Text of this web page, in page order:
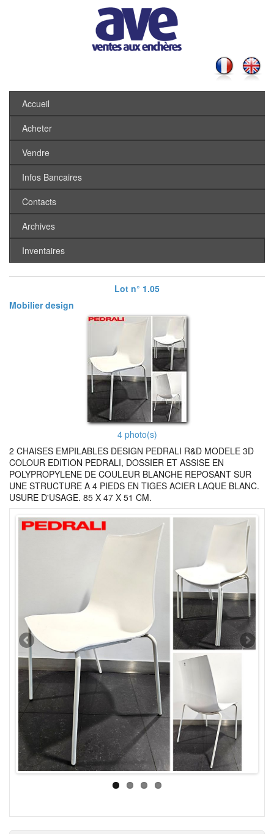
Accueil
Acheter
Vendre
Infos Bancaires
Contacts
Archives
Inventaires
Lot n° 1.05
Mobilier design
4 photo(s)
2 CHAISES EMPILABLES DESIGN PEDRALI R&D MODELE 3D
COLOUR EDITION PEDRALI, DOSSIER ET ASSISE EN
POLYPROPYLENE DE COULEUR BLANCHE REPOSANT SUR
UNE STRUCTURE A 4 PIEDS EN TIGES ACIER LAQUE BLANC.
USURE D'USAGE. 85 X 47 X 51 CM.